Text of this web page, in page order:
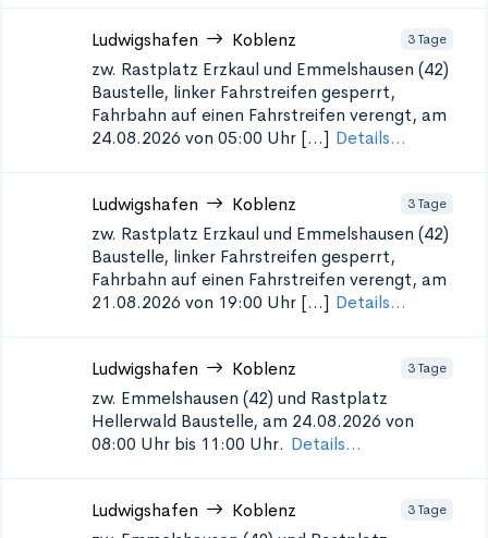
Ludwigshafen Koblenz 3 Tage
zw. Rastplatz Erzkaul und Emmelshausen (42)
Baustelle, linker Fahrstreifen gesperrt,
Fahrbahn auf einen Fahrstreifen verengt, am
24.08.2026 von 05:00 Uhr [...] Details...
Ludwigshafen Koblenz 3 Tage
zw. Rastplatz Erzkaul und Emmelshausen (42)
Baustelle, linker Fahrstreifen gesperrt,
Fahrbahn auf einen Fahrstreifen verengt, am
21.08.2026 von 19:00 Uhr [...] Details...
Ludwigshafen Koblenz 3 Tage
zw. Emmelshausen (42) und Rastplatz
Hellerwald Baustelle, am 24.08.2026 von
08:00 Uhr bis 11:00 Uhr. Details...
Ludwigshafen Koblenz 3 Tage